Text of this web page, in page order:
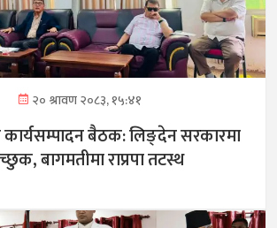
२० श्रावण २०८३, १५:४१
कार्यसम्पादन बैठक: लिङ्देन सरकारमा
बागमतीमा राप्रपा तटस्थ